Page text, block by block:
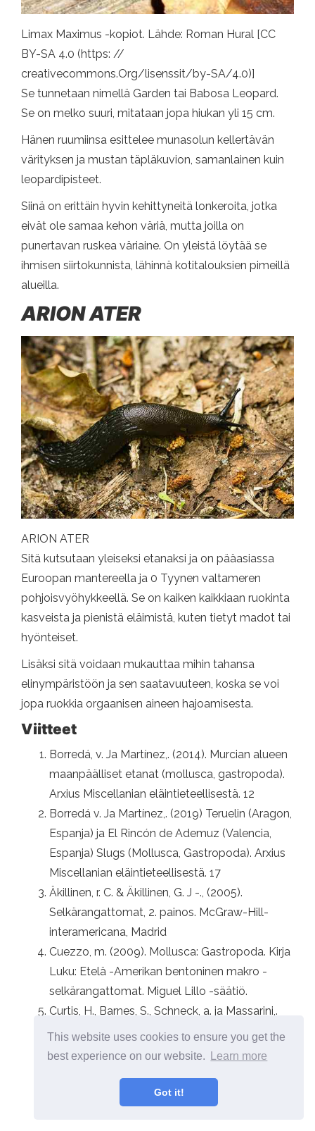
This website uses cookies to ensure you get the
best experience on our website.
Learn more
Got it!
Limax Maximus -kopiot. Lähde: Roman Hural [CC
BY-SA 4.0 (https: //
creativecommons.Org/lisenssit/by-SA/4.0)]
Se tunnetaan nimellä Garden tai Babosa Leopard.
Se on melko suuri, mitataan jopa hiukan yli 15 cm.
Hänen ruumiinsa esittelee munasolun kellertävän
värityksen ja mustan täpläkuvion, samanlainen kuin
leopardipisteet.
Siinä on erittäin hyvin kehittyneitä lonkeroita, jotka
eivät ole samaa kehon väriä, mutta joilla on
punertavan ruskea väriaine. On yleistä löytää se
ihmisen siirtokunnista, lähinnä kotitalouksien pimeillä
alueilla.
ARION ATER
ARION ATER
Sitä kutsutaan yleiseksi etanaksi ja on pääasiassa
Euroopan mantereella ja 0 Tyynen valtameren
pohjoisvyöhykkeellä. Se on kaiken kaikkiaan ruokinta
kasveista ja pienistä eläimistä, kuten tietyt madot tai
hyönteiset.
Lisäksi sitä voidaan mukauttaa mihin tahansa
elinympäristöön ja sen saatavuuteen, koska se voi
jopa ruokkia orgaanisen aineen hajoamisesta.
Viitteet
Borredá, v. Ja Martínez,. (2014). Murcian alueen
maanpäälliset etanat (mollusca, gastropoda).
Arxius Miscellanian eläintieteellisestä. 12
Borredá v. Ja Martínez,. (2019) Teruelin (Aragon,
Espanja) ja El Rincón de Ademuz (Valencia,
Espanja) Slugs (Mollusca, Gastropoda). Arxius
Miscellanian eläintieteellisestä. 17
Äkillinen, r. C. & Äkillinen, G. J -., (2005).
Selkärangattomat, 2. painos. McGraw-Hill-
interamericana, Madrid
Cuezzo, m. (2009). Mollusca: Gastropoda. Kirja
Luku: Etelä -Amerikan bentoninen makro -
selkärangattomat. Miguel Lillo -säätiö.
Curtis, H., Barnes, S., Schneck, a. ja Massarini,.
(2008). biologia. Pan -american
lääketieteellinen toimitus. 7. painos.
C., & Garrison, c. (2001). Integroitu eläintieteen
profiili (Vol. viisitoista). McGraw-Hill.